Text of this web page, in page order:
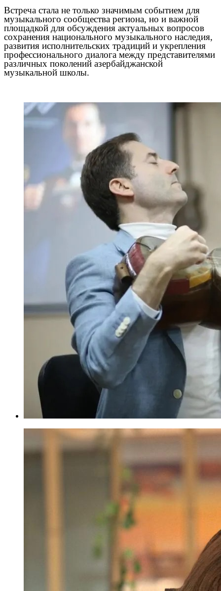
Встреча стала не только значимым событием для
музыкального сообщества региона, но и важной
площадкой для обсуждения актуальных вопросов
сохранения национального музыкального наследия,
развития исполнительских традиций и укрепления
профессионального диалога между представителями
различных поколений азербайджанской
музыкальной школы.